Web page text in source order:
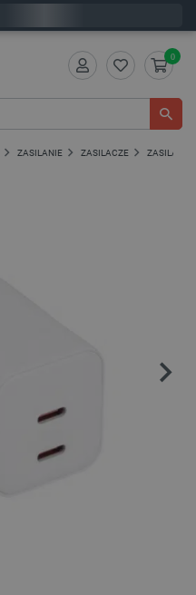
0
ZASILANIE ZASILACZE